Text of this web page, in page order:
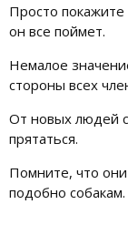
Просто
он все поймет.
Немалое
стороны всех
От новых людей
прятаться.
Помните, что
подобно собакам.